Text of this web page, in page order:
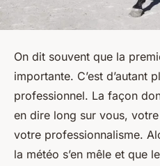
On dit souvent que la
importante. C’est d’autant
professionnel. La façon
en dire long sur vous,
votre professionnalisme.
la météo s’en mêle et que